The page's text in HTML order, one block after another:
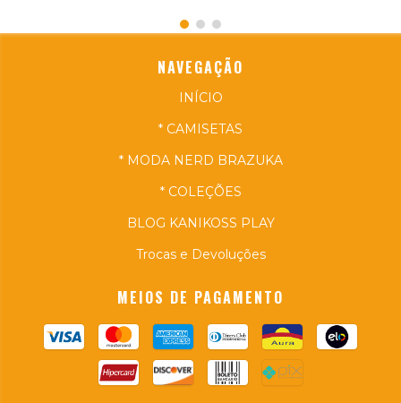
NAVEGAÇÃO
INÍCIO
* CAMISETAS
* MODA NERD BRAZUKA
* COLEÇÕES
BLOG KANIKOSS PLAY
Trocas e Devoluções
MEIOS DE PAGAMENTO